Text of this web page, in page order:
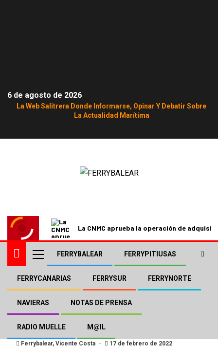
6 de agosto de 2026
La Web Salitrera Donde Informarse, Opinar Y Debatir Sobre
La Actualidad Marítima
La CNMC aprueba la operación de
FERRYBALEAR FERRYPITIUSAS
FERRYCANARIAS FERRYSUR FERRYNORTE
NAVIERAS NOTAS DE PRENSA
RADIO MUELLE M@IL
El Finistere pasará a
llamarse «GNV Spirit»
Ferrybalear, Vicente Costa 17 de febrero de 2022